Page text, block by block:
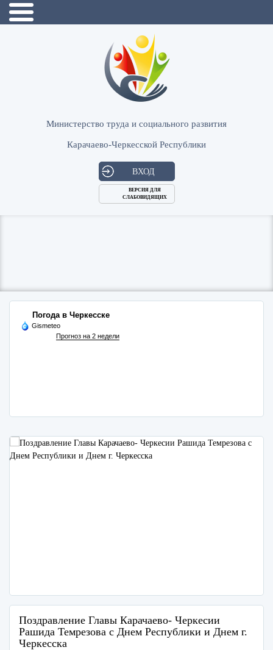
Министерство труда и социального развития
Карачаево-Черкесской Республики
ВХОД
ВЕРСИЯ ДЛЯ
СЛАБОВИДЯЩИХ
Погода в Черкесске
Gismeteo
Прогноз на 2 недели
Поздравление Главы Карачаево- Черкесии
Рашида Темрезова с Днем Республики и Днем г.
Черкесска